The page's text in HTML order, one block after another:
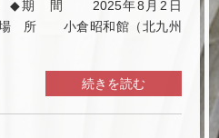
。 ◆期 間 2025年8月2日
場 所 小倉昭和館（北九州
続きを読む